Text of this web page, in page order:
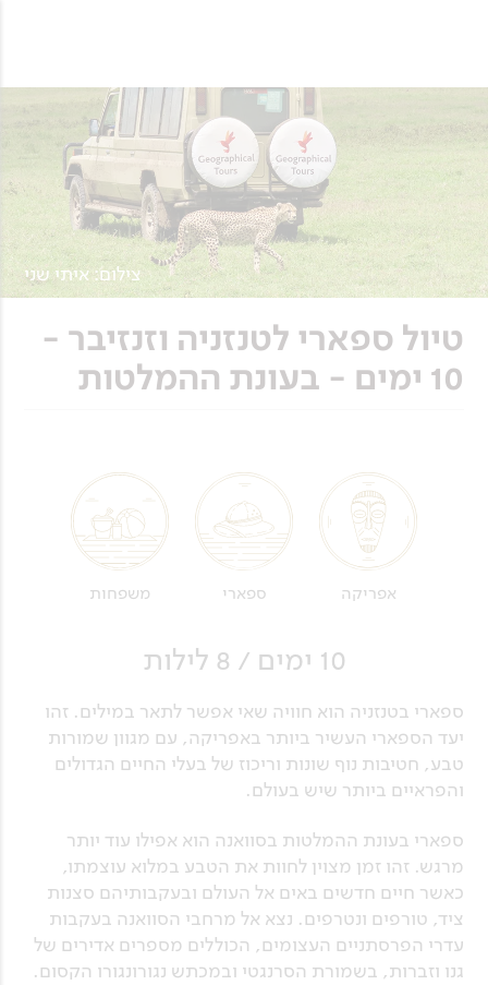
צילום: איתי שני
טיול ספארי לטנזניה וזנזיבר -
10 ימים - בעונת ההמלטות
אפריקה ספארי משפחות
10 ימים / 8 לילות
ספארי בטנזניה הוא חוויה שאי אפשר לתאר במילים. זהו
יעד הספארי העשיר ביותר באפריקה, עם מגוון שמורות
טבע, חטיבות נוף שונות וריכוז של בעלי החיים הגדולים
והפראיים ביותר שיש בעולם.
ספארי בעונת ההמלטות בסוואנה הוא אפילו עוד יותר
מרגש. זהו זמן מצוין לחוות את הטבע במלוא עוצמתו,
כאשר חיים חדשים באים אל העולם ובעקבותיהם סצנות
ציד, טורפים ונטרפים. נצא אל מרחבי הסוואנה בעקבות
עדרי הפרסתניים העצומים, הכוללים מספרים אדירים של
גנו וזברות, בשמורת הסרנגטי ובמכתש נגורונגורו הקסום.